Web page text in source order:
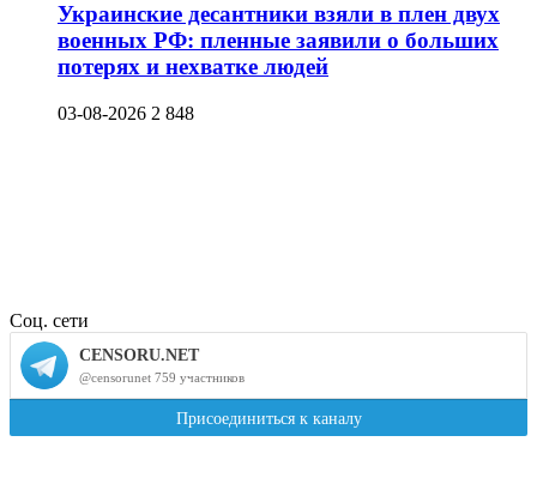
Украинские десантники взяли в плен двух
военных РФ: пленные заявили о больших
потерях и нехватке людей
03-08-2026 2 848
Соц. сети